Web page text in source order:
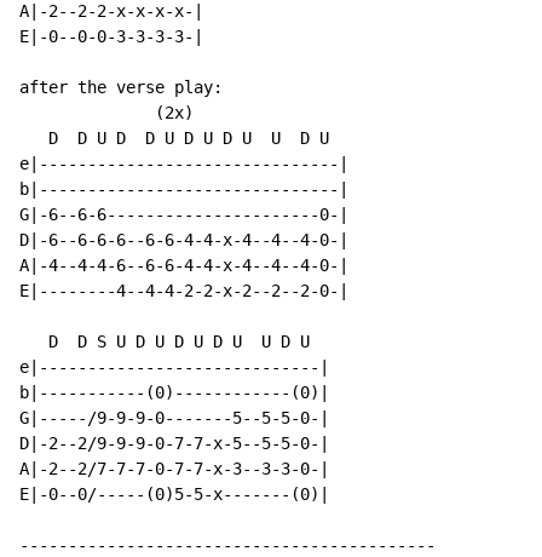
A|-2--2-2-x-x-x-x-|
E|-0--0-0-3-3-3-3-|
after the verse play:
              (2x)
   D  D U D  D U D U D U  U  D U
e|-------------------------------|
b|-------------------------------|
G|-6--6-6----------------------0-|
D|-6--6-6-6--6-6-4-4-x-4--4--4-0-|
A|-4--4-4-6--6-6-4-4-x-4--4--4-0-|
E|--------4--4-4-2-2-x-2--2--2-0-|
   D  D S U D U D U D U  U D U
e|-----------------------------|
b|-----------(0)------------(0)|
G|-----/9-9-9-0-------5--5-5-0-|
D|-2--2/9-9-9-0-7-7-x-5--5-5-0-|
A|-2--2/7-7-7-0-7-7-x-3--3-3-0-|
E|-0--0/-----(0)5-5-x-------(0)|
-------------------------------------------